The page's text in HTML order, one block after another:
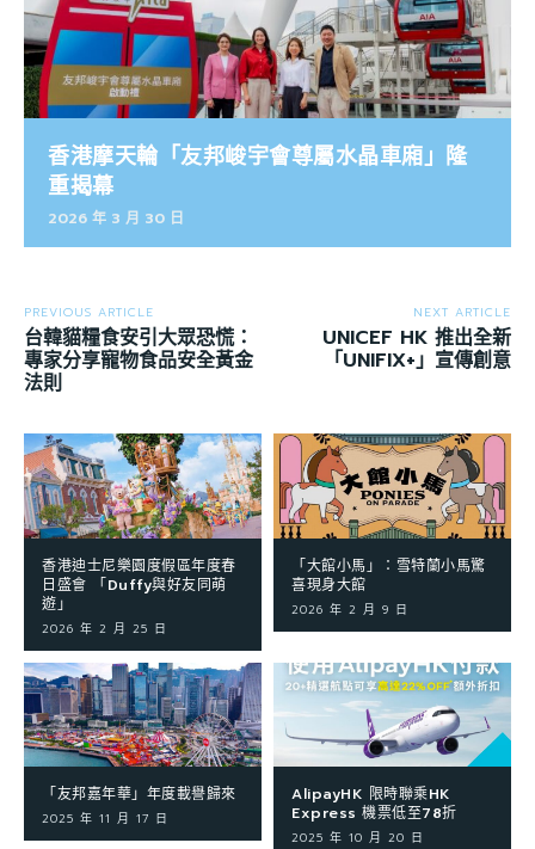
香港摩天輪「友邦峻宇會尊屬水晶車廂」隆
重揭幕
2026 年 3 月 30 日
PREVIOUS ARTICLE
台韓貓糧食安引大眾恐慌：
專家分享寵物食品安全黃金
法則
NEXT ARTICLE
UNICEF HK 推出全新
「UNIFIX+」宣傳創意
香港迪士尼樂園度假區年度春
日盛會 「Duffy與好友同萌
遊」
2026 年 2 月 25 日
「大館小馬」：雪特蘭小馬驚
喜現身大館
2026 年 2 月 9 日
「友邦嘉年華」年度載譽歸來
2025 年 11 月 17 日
AlipayHK 限時聯乘HK
Express 機票低至78折
2025 年 10 月 20 日